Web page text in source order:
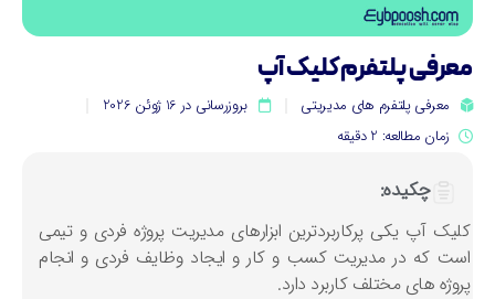
پلتفرم کلیک آپ
معرفی پلتفرم های مدیریتی
بروزرسانی در 16 ژوئن 2026
زمان مطالعه: 2 دقیقه
چکیده:
آپ یکی پرکاربردترین ابزارهای مدیریت پروژه فردی و تیمی
که در مدیریت کسب و کار و ایجاد وظایف فردی و انجام
های مختلف کاربرد دارد.